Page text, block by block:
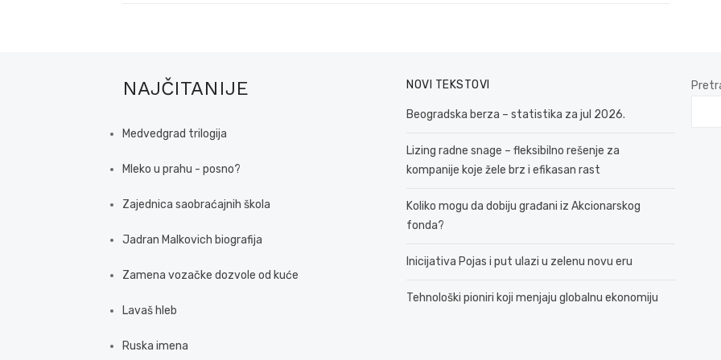
NAJČITANIJE
Medvedgrad trilogija
Mleko u prahu - posno?
Zajednica saobraćajnih škola
Jadran Malkovich biografija
Zamena vozačke dozvole od kuće
Lavaš hleb
Ruska imena
NOVI TEKSTOVI
Beogradska berza – statistika za jul 2026.
Lizing radne snage – fleksibilno rešenje za
kompanije koje žele brz i efikasan rast
Koliko mogu da dobiju građani iz Akcionarskog
fonda?
Inicijativa Pojas i put ulazi u zelenu novu eru
Tehnološki pioniri koji menjaju globalnu ekonomiju